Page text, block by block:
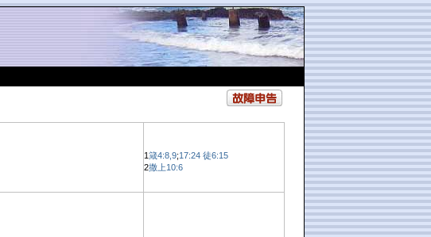
1箴4:8,9;17:24 徒6:15
2撒上10:6